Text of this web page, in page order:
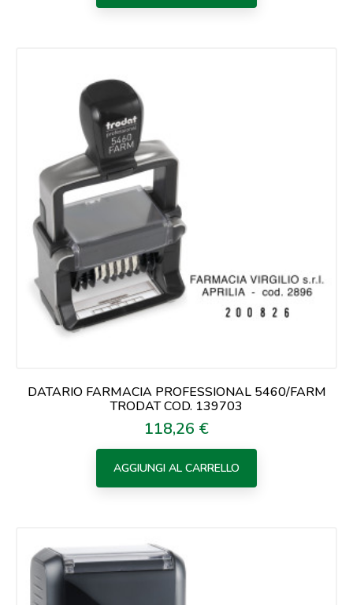
DATARIO FARMACIA PROFESSIONAL 5460/FARM
TRODAT COD. 139703
Prezzo
118,26 €
AGGIUNGI AL CARRELLO